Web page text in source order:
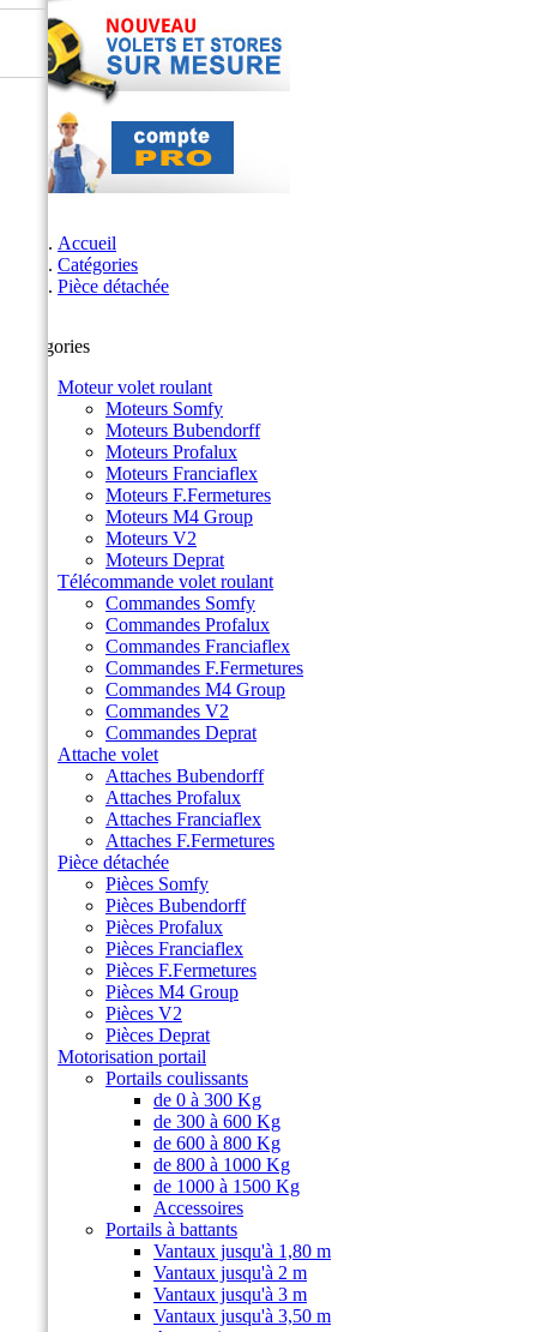
Accueil
Catégories
Pièce détachée
Catégories
Moteur volet roulant
Moteurs Somfy
Moteurs Bubendorff
Moteurs Profalux
Moteurs Franciaflex
Moteurs F.Fermetures
Moteurs M4 Group
Moteurs V2
Moteurs Deprat
Télécommande volet roulant
Commandes Somfy
Commandes Profalux
Commandes Franciaflex
Commandes F.Fermetures
Commandes M4 Group
Commandes V2
Commandes Deprat
Attache volet
Attaches Bubendorff
Attaches Profalux
Attaches Franciaflex
Attaches F.Fermetures
Pièce détachée
Pièces Somfy
Pièces Bubendorff
Pièces Profalux
Pièces Franciaflex
Pièces F.Fermetures
Pièces M4 Group
Pièces V2
Pièces Deprat
Motorisation portail
Portails coulissants
de 0 à 300 Kg
de 300 à 600 Kg
de 600 à 800 Kg
de 800 à 1000 Kg
de 1000 à 1500 Kg
Accessoires
Portails à battants
Vantaux jusqu'à 1,80 m
Vantaux jusqu'à 2 m
Vantaux jusqu'à 3 m
Vantaux jusqu'à 3,50 m